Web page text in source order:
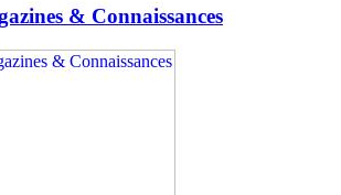
& Connaissances